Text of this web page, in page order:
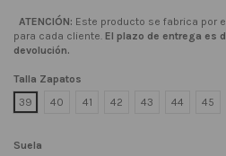
ATENCIÓN: Este producto se fabrica por
para cada cliente. El plazo de entrega es
devolución.
Talla Zapatos
39
40 41 42 43 44 45
Suela